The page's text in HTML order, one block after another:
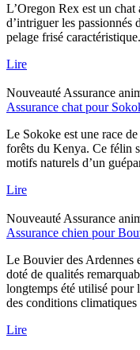
L’Oregon Rex est un
d’intriguer les passionnés
pelage frisé caractéristique.
Lire
Nouveauté Assurance
Assurance chat pour
Le Sokoke est une race
forêts du Kenya. Ce félin
motifs naturels d’un
Lire
Nouveauté Assurance
Assurance chien pour
Le Bouvier des Ardennes
doté de qualités
longtemps été utilisé pour
des conditions climatiques
Lire